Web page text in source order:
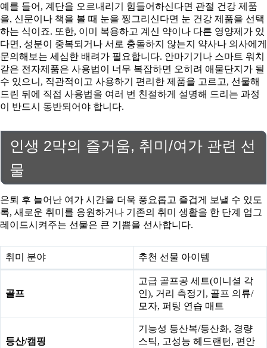
예를 들어, 계단을 오르내리기 힘들어하신다면 관절 건강 제품
을, 신문이나 책을 볼 때 눈을 찡그리신다면 눈 건강 제품을 선택
하는 식이죠. 또한, 이미 복용하고 계신 약이나 다른 영양제가 있
다면, 성분이 중복되거나 서로 충돌하지 않는지 약사나 의사에게
문의해보는 세심한 배려가 필요합니다. 안마기기나 스마트 워치
같은 전자제품은 사용법이 너무 복잡하면 오히려 애물단지가 될
수 있으니, 직관적이고 사용하기 편리한 제품을 고르고, 선물해
드린 뒤에 직접 사용법을 여러 번 친절하게 설명해 드리는 과정
이 반드시 동반되어야 합니다.
인생 2막의 즐거움, 취미/여가 관련 선
물
은퇴 후 늘어난 여가 시간을 더욱 풍요롭고 즐겁게 보낼 수 있도
록, 새로운 취미를 응원하거나 기존의 취미 생활을 한 단계 업그
레이드시켜주는 선물은 큰 기쁨을 선사합니다.
취미 분야 추천 선물 아이템
골프
고급 골프공 세트(이니셜 각
인), 거리 측정기, 골프 의류/
모자, 퍼팅 연습 매트
등산/캠핑
기능성 등산복/등산화, 경량
스틱, 고성능 헤드랜턴, 편안